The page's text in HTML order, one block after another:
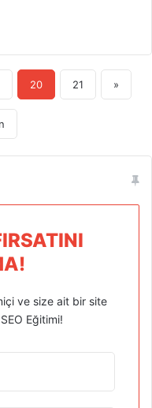
20 21 »
ve size ait bir site
Eğitimi!